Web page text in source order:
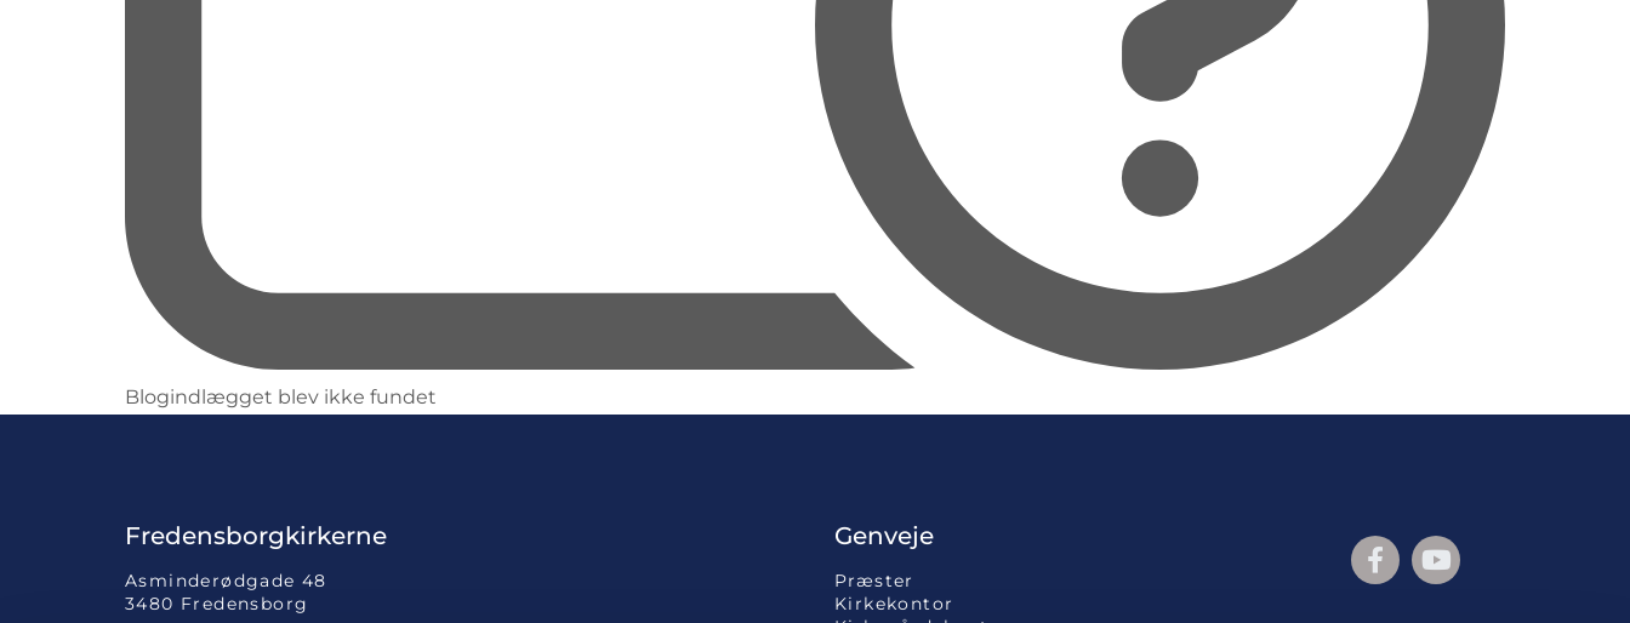
Blogindlægget blev ikke fundet
Fredensborgkirkerne
Asminderødgade 48
3480 Fredensborg
Genveje
Præster
Kirkekontor